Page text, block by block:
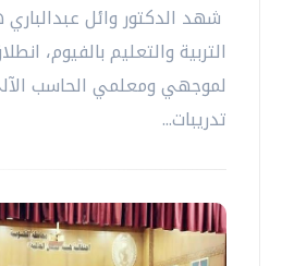
شهد الدكتور وائل
التربية والتعليم بالفيوم،
لموجهي ومعلمي الحاسب الآلي
تدريبات...